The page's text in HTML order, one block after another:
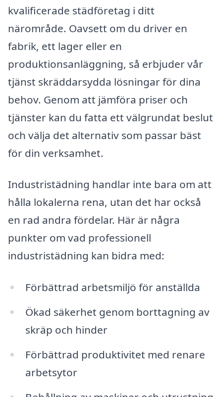
kvalificerade städföretag i ditt
närområde. Oavsett om du driver en
fabrik, ett lager eller en
produktionsanläggning, så erbjuder vår
tjänst skräddarsydda lösningar för dina
behov. Genom att jämföra priser och
tjänster kan du fatta ett välgrundat beslut
och välja det alternativ som passar bäst
för din verksamhet.
Industristädning handlar inte bara om att
hålla lokalerna rena, utan det har också
en rad andra fördelar. Här är några
punkter om vad professionell
industristädning kan bidra med:
Förbättrad arbetsmiljö för anställda
Ökad säkerhet genom borttagning av
skräp och hinder
Förbättrad produktivitet med renare
arbetsytor